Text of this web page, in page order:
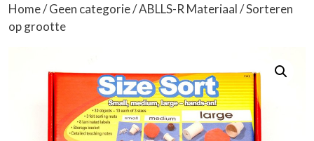
Home/Geen categorie/ABLLS-R Materiaal/ Sorteren
op grootte